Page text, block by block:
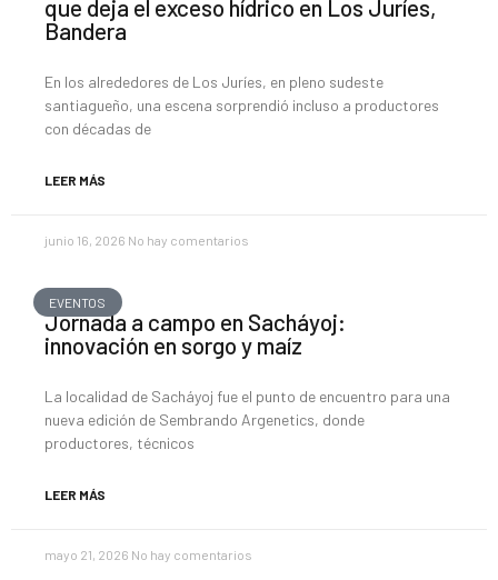
que deja el exceso hídrico en Los Juríes,
Bandera
En los alrededores de Los Juríes, en pleno sudeste
santiagueño, una escena sorprendió incluso a productores
con décadas de
LEER MÁS
junio 16, 2026 No hay comentarios
EVENTOS
Jornada a campo en Sacháyoj:
innovación en sorgo y maíz
La localidad de Sacháyoj fue el punto de encuentro para una
nueva edición de Sembrando Argenetics, donde
productores, técnicos
LEER MÁS
mayo 21, 2026 No hay comentarios